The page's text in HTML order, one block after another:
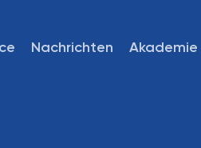
Nachrichten Akademie